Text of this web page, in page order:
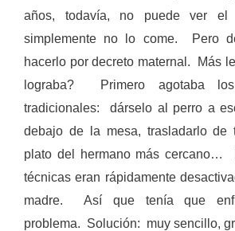
años, todavía, no puede ver
simplemente no lo come. Pero
hacerlo por decreto maternal. Más
lograba? Primero agotaba
tradicionales: dárselo al perro a
debajo de la mesa, trasladarlo de
plato del hermano más cercano…
técnicas eran rápidamente
madre. Así que tenía que
problema. Solución: muy sencillo,